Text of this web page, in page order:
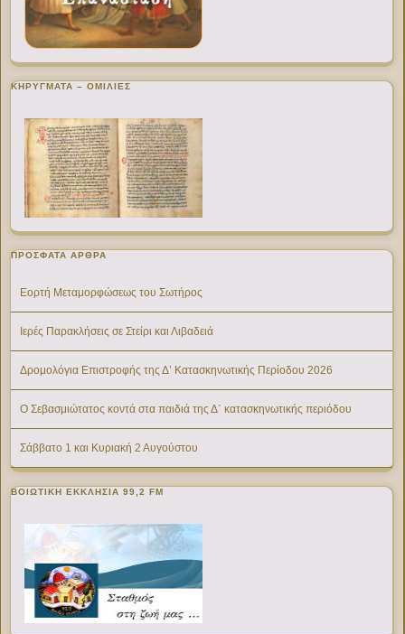
ΚΗΡΥΓΜΑΤΑ – ΟΜΙΛΙΕΣ
ΠΡΌΣΦΑΤΑ ΆΡΘΡΑ
Εορτή Μεταμορφώσεως του Σωτήρος
Ιερές Παρακλήσεις σε Στείρι και Λιβαδειά
Δρομολόγια Επιστροφής της Δ’ Κατασκηνωτικής Περίοδου 2026
Ο Σεβασμιώτατος κοντά στα παιδιά της Δ΄ κατασκηνωτικής περιόδου
Σάββατο 1 και Κυριακή 2 Αυγούστου
ΒΟΙΩΤΙΚΉ ΕΚΚΛΗΣΊΑ 99,2 FM